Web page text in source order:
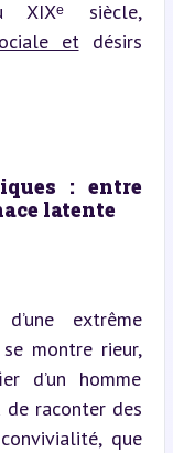
XIXᵉ siècle,
et désirs
: entre
latente
extrême
montre rieur,
d’un homme
de raconter des
que